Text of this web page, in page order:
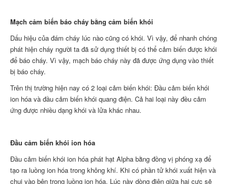
Mạch cảm biến báo cháy bằng cảm biến khói
Dấu hiệu của đám cháy lúc nào cũng có khói. Vì vậy, để nhanh chóng
phát hiện cháy người ta đã sử dụng thiết bị có thể cảm biến được khói
để báo cháy. Vì vậy, mạch báo cháy này đã được ứng dụng vào thiết
bị báo cháy.
Trên thị trường hiện nay có 2 loại cảm biến khói: Đầu cảm biến khói
ion hóa và đầu cảm biến khói quang điện. Cả hai loại này đều cảm
ứng được nhiều dạng khói và lửa khác nhau.
Đầu cảm biến khói ion hóa
Đầu cảm biến khói ion hóa phát hạt Alpha bằng đồng vị phóng xạ để
tạo ra luồng ion hóa trong không khí. Khi có phần tử khói xuất hiện và
chui vào bên trong luồng ion hóa. Lúc này dòng điện giữa hai cực sẽ